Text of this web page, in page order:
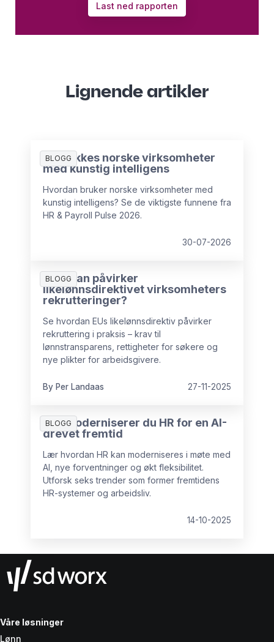
Last ned rapporten
Lignende artikler
BLOGG
Slik lykkes norske virksomheter
med kunstig intelligens
Hvordan bruker norske virksomheter med
kunstig intelligens? Se de viktigste funnene fra
HR & Payroll Pulse 2026.
30-07-2026
BLOGG
Hvordan påvirker
likelønnsdirektivet virksomheters
rekrutteringer?
Se hvordan EUs likelønnsdirektiv påvirker
rekruttering i praksis – krav til
lønnstransparens, rettigheter for søkere og
nye plikter for arbeidsgivere.
By Per Landaas 27-11-2025
BLOGG
Slik moderniserer du HR for en AI-
drevet fremtid
Lær hvordan HR kan moderniseres i møte med
AI, nye forventninger og økt fleksibilitet.
Utforsk seks trender som former fremtidens
HR-systemer og arbeidsliv.
14-10-2025
Våre løsninger
Lønn